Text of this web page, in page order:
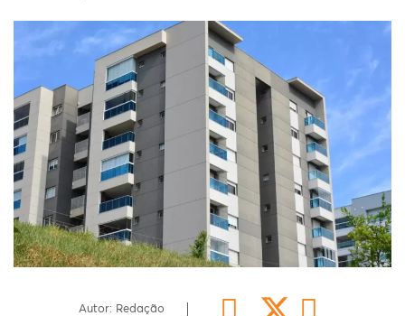
Autor: Redação